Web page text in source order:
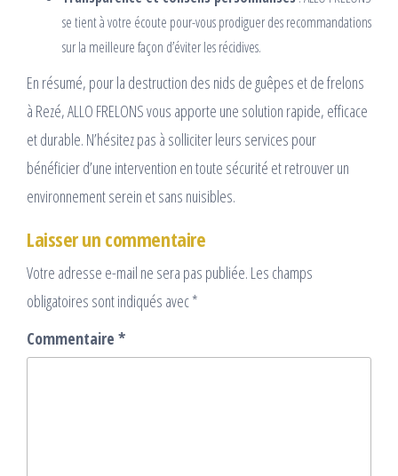
se tient à votre écoute pour-vous prodiguer des recommandations
sur la meilleure façon d’éviter les récidives.
En résumé, pour la destruction des nids de guêpes et de frelons
à Rezé, ALLO FRELONS vous apporte une solution rapide, efficace
et durable. N’hésitez pas à solliciter leurs services pour
bénéficier d’une intervention en toute sécurité et retrouver un
environnement serein et sans nuisibles.
Laisser un commentaire
Votre adresse e-mail ne sera pas publiée. Les champs
obligatoires sont indiqués avec*
Commentaire *